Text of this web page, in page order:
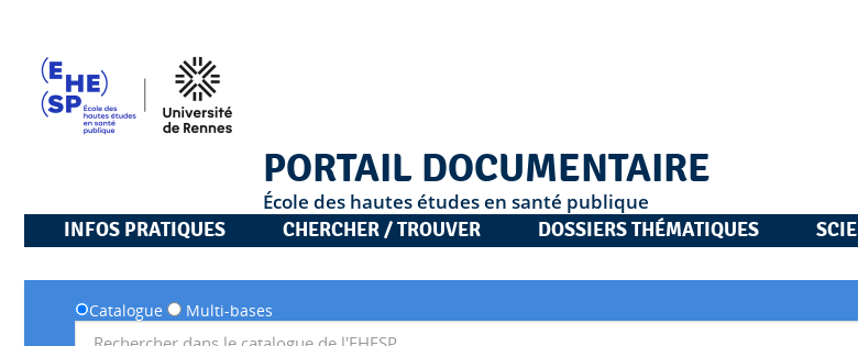
PORTAIL DOCUMENTAIRE
École des hautes études en santé publique
INFOS PRATIQUES
CHERCHER / TROUVER DOSSIERS THÉMATIQUES
Catalogue Multi-bases